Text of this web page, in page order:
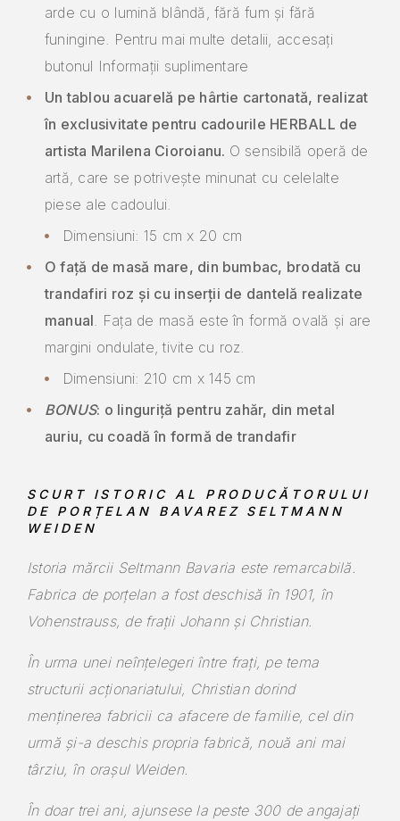
arde cu o lumină blândă, fără fum și fără
funingine. Pentru mai multe detalii, accesați
butonul Informații suplimentare
Un tablou acuarelă pe hârtie cartonată, realizat
în exclusivitate pentru cadourile HERBALL de
artista Marilena Cioroianu. O sensibilă operă de
artă, care se potrivește minunat cu celelalte
piese ale cadoului.
Dimensiuni: 15 cm x 20 cm
O față de masă mare, din bumbac, brodată cu
trandafiri roz și cu inserții de dantelă realizate
manual. Fața de masă este în formă ovală și are
margini ondulate, tivite cu roz.
Dimensiuni: 210 cm x 145 cm
BONUS: o linguriță pentru zahăr, din metal
auriu, cu coadă în formă de trandafir
SCURT ISTORIC AL PRODUCĂTORULUI
DE PORȚELAN BAVAREZ SELTMANN
WEIDEN
Istoria mărcii Seltmann Bavaria este remarcabilă.
Fabrica de porțelan a fost deschisă în 1901, în
Vohenstrauss, de frații Johann și Christian.
În urma unei neînțelegeri între frați, pe tema
structurii acționariatului, Christian dorind
menținerea fabricii ca afacere de familie, cel din
urmă și-a deschis propria fabrică, nouă ani mai
târziu, în orașul Weiden.
În doar trei ani, ajunsese la peste 300 de angajați